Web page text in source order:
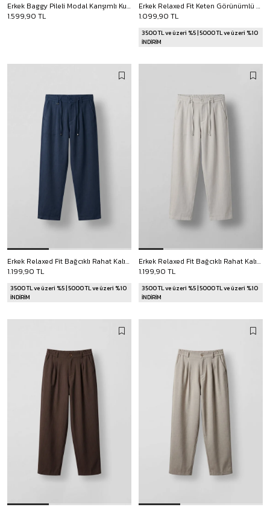
Erkek Baggy Pileli Modal Karışımlı Kumaş Pantolon Siyah
1.599,90 TL
Erkek Relaxed Fit Keten Görünümlü Pantolon Lacivert
1.099,90 TL
3500 TL ve üzeri %5 | 5000 TL ve üzeri %10
İNDİRİM
Erkek Relaxed Fit Bağcıklı Rahat Kalıp Pantolon Lacivert
1.199,90 TL
3500 TL ve üzeri %5 | 5000 TL ve üzeri %10
İNDİRİM
Erkek Relaxed Fit Bağcıklı Rahat Kalıp Pantolon Açık Gri
1.199,90 TL
3500 TL ve üzeri %5 | 5000 TL ve üzeri %10
İNDİRİM